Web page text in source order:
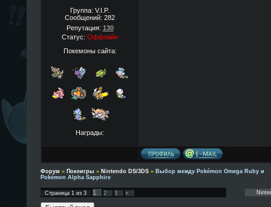
Группа: V.I.P.
Сообщений: 282
Репутация: 130
Статус: Оффлайн
Покемоны сайта:
Награды:
Форум » Покеигры » Nintendo DS/3DS » Выбор между Pokémon Omega Ruby и
Pokémon Alpha Sapphire
Страница 1из 3 1 2 3 »